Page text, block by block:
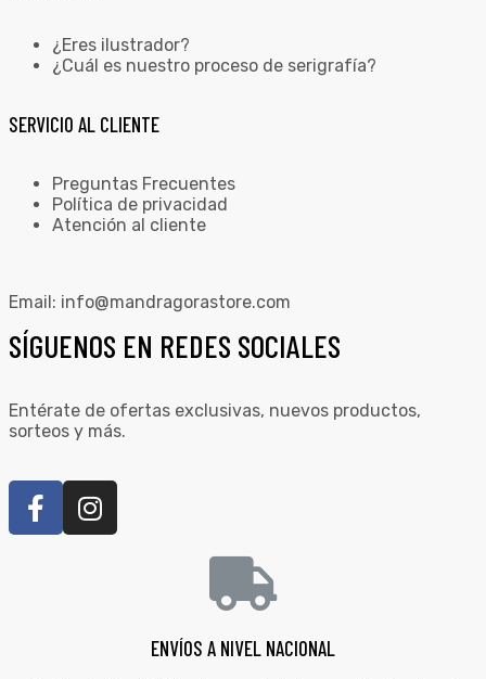
¿Eres ilustrador?
¿Cuál es nuestro proceso de serigrafía?
SERVICIO AL CLIENTE
Preguntas Frecuentes
Política de privacidad
Atención al cliente
Email: info@mandragorastore.com
SÍGUENOS EN REDES SOCIALES
Entérate de ofertas exclusivas, nuevos productos,
sorteos y más.
ENVÍOS A NIVEL NACIONAL